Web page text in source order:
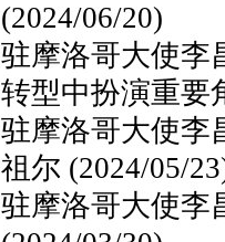
(2024/06/20)
驻摩洛哥大使李
转型中扮演重要
驻摩洛哥大使李
祖尔 (2024/05/
驻摩洛哥大使李